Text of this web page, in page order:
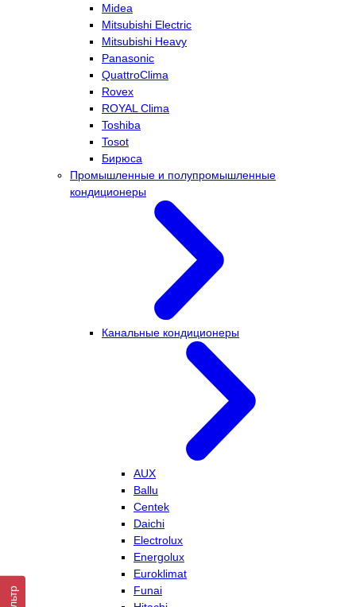
Midea
Mitsubishi Electric
Mitsubishi Heavy
Panasonic
QuattroClima
Rovex
ROYAL Clima
Toshiba
Tosot
Бирюса
Промышленные и полупромышленные
кондиционеры
Канальные кондиционеры
AUX
Ballu
Centek
Daichi
Electrolux
Energolux
Euroklimat
Funai